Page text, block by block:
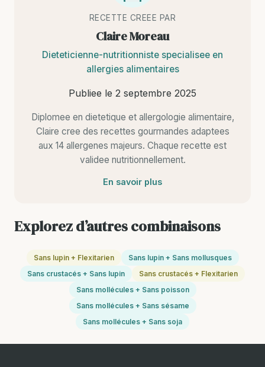
RECETTE CREEE PAR
Claire Moreau
Dieteticienne-nutritionniste specialisee en
allergies alimentaires
Publiee le 2 septembre 2025
Diplomee en dietetique et allergologie alimentaire,
Claire cree des recettes gourmandes adaptees
aux 14 allergenes majeurs. Chaque recette est
validee nutritionnellement.
En savoir plus
Explorez d’autres combinaisons
Sans lupin + Flexitarien
Sans lupin + Sans mollusques
Sans crustacés + Sans lupin
Sans crustacés + Flexitarien
Sans mollécules + Sans poisson
Sans mollécules + Sans sésame
Sans mollécules + Sans soja